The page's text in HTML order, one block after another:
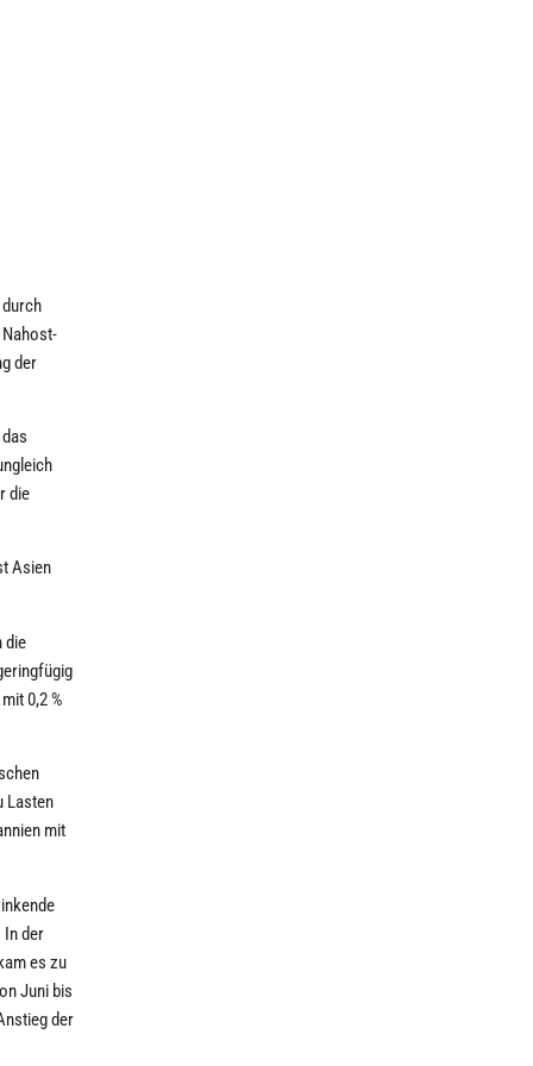
der
die
Asien
die
0,2 %
Lasten
mit
In der
es zu
Juni bis
der